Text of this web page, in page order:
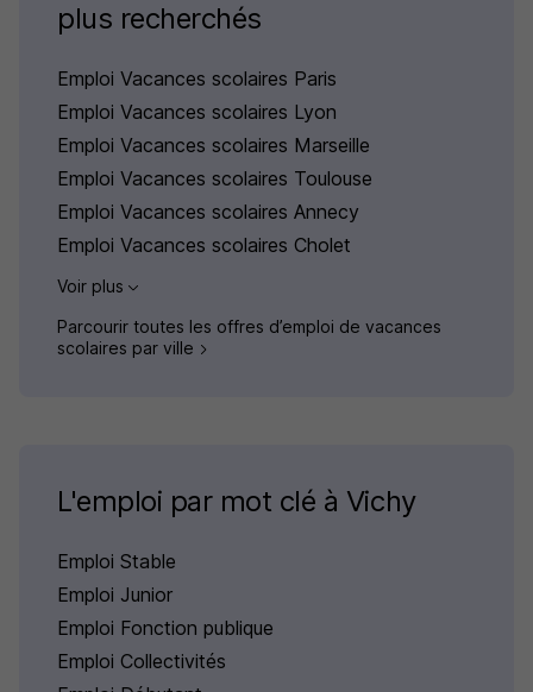
plus recherchés
Emploi Vacances scolaires Paris
Emploi Vacances scolaires Lyon
Emploi Vacances scolaires Marseille
Emploi Vacances scolaires Toulouse
Emploi Vacances scolaires Annecy
Emploi Vacances scolaires Cholet
Voir plus
Parcourir toutes les offres d’emploi de vacances
scolaires par ville
L'emploi par mot clé à Vichy
Emploi Stable
Emploi Junior
Emploi Fonction publique
Emploi Collectivités